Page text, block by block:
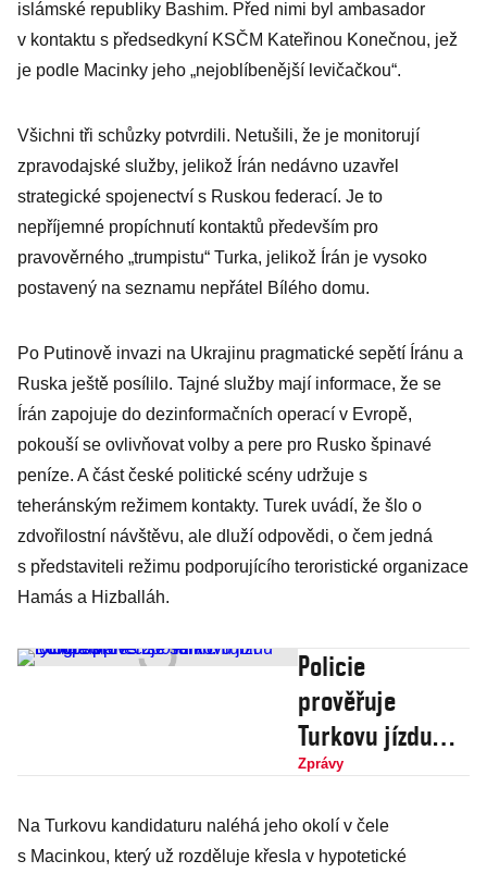
islámské republiky Bashim. Před nimi byl ambasador
v kontaktu s předsedkyní KSČM Kateřinou Konečnou, jež
je podle Macinky jeho „nejoblíbenější levičačkou“.
Všichni tři schůzky potvrdili. Netušili, že je monitorují
zpravodajské služby, jelikož Írán nedávno uzavřel
strategické spojenectví s Ruskou federací. Je to
nepříjemné propíchnutí kontaktů především pro
pravověrného „trumpistu“ Turka, jelikož Írán je vysoko
postavený na seznamu nepřátel Bílého domu.
Po Putinově invazi na Ukrajinu pragmatické sepětí Íránu a
Ruska ještě posílilo. Tajné služby mají informace, že se
Írán zapojuje do dezinformačních operací v Evropě,
pokouší se ovlivňovat volby a pere pro Rusko špinavé
peníze. A část české politické scény udržuje s
teheránským režimem kontakty. Turek uvádí, že šlo o
zdvořilostní návštěvu, ale dluží odpovědi, o čem jedná
s představiteli režimu podporujícího teroristické organizace
Hamás a Hizballáh.
Policie
prověřuje
Turkovu jízdu
rychlostí přes
Europoslanec se
Zprávy
Na Turkovu kandidaturu naléhá jeho okolí v čele
s Macinkou, který už rozděluje křesla v hypotetické